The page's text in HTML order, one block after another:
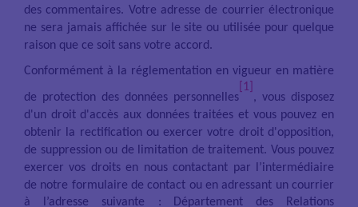
des commentaires. Votre adresse de courrier électronique
ne sera jamais affichée sur le site ou utilisée pour quelque
raison que ce soit sans votre accord.
Conformément à la réglementation en vigueur en matière
de protection des données personnelles
[1]
, vous disposez
d'un droit d'accès aux données traitées et vous pouvez en
obtenir la rectification ou exercer votre droit d'opposition,
de suppression ou de limitation de traitement. Vous pouvez
exercer vos droits en nous contactant par l’intermédiaire
de notre formulaire de contact ou en adressant un courrier
à l’adresse suivante :
Département des Relations